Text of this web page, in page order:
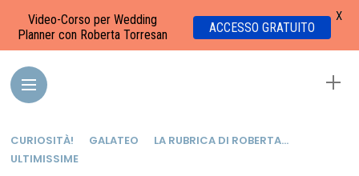
CURIOSITÀ! GALATEO
LA RUBRICA DI ROBERTA...
ULTIMISSIME
Video-Corso per Wedding
Planner con Roberta Torresan
ACCESSO GRATUITO
X